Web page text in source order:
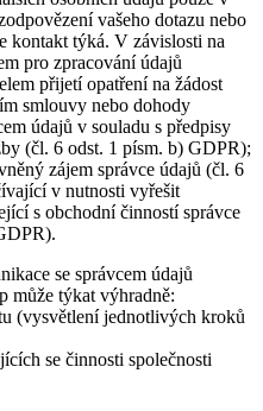
vašeho dotazu nebo
kontakt týká. V závislosti na
pro zpracování údajů
přijetí opatření na žádost
smlouvy nebo dohody
údajů v souladu s předpisy
(čl. 6 odst. 1 písm. b) GDPR);
zájem správce údajů (čl. 6
v nutnosti vyřešit
s obchodní činností správce
se správcem údajů
může týkat výhradně:
(vysvětlení jednotlivých kroků
se činnosti společnosti